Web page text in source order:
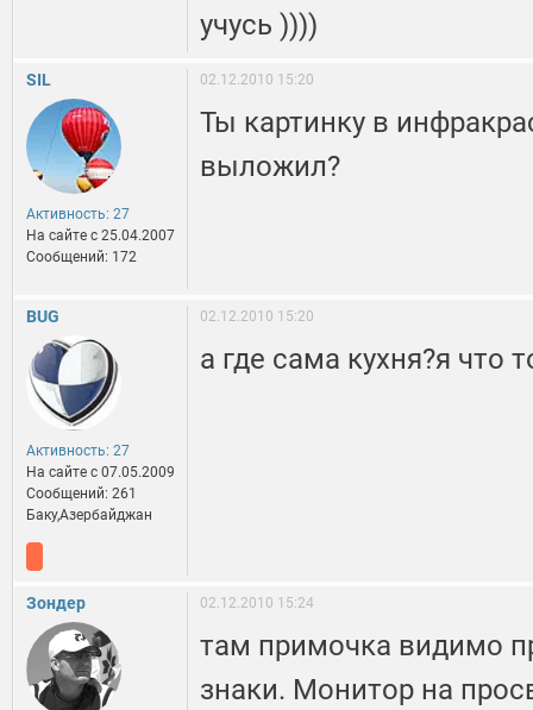
учусь ))))
SIL
Активность: 27
На сайте c 25.04.2007
Сообщений: 172
02.12.2010 15:20
Ты картинку в
выложил?
BUG
Активность: 27
На сайте c 07.05.2009
Сообщений: 261
Баку,Азербайджан
02.12.2010 15:20
а где сама кухня?я что
Зондер 02.12.2010 15:24
там примочка видимо
знаки. Монитор на